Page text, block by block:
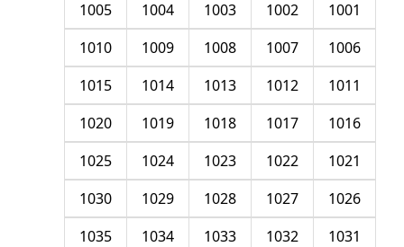
1001
1002
1003
1004
1005
1006
1007
1008
1009
1010
1011
1012
1013
1014
1015
1016
1017
1018
1019
1020
1021
1022
1023
1024
1025
1026
1027
1028
1029
1030
1031
1032
1033
1034
1035